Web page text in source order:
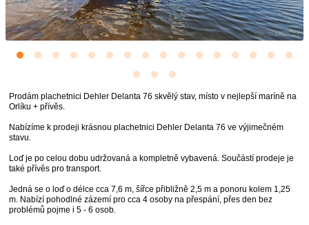
Prodám plachetnici Dehler Delanta 76 skvělý stav, místo v nejlepší maríně na
Orlíku + přívěs.
Nabízíme k prodeji krásnou plachetnici Dehler Delanta 76 ve výjimečném
stavu.
Loď je po celou dobu udržovaná a kompletně vybavená. Součástí prodeje je
také přívěs pro transport.
Jedná se o loď o délce cca 7,6 m, šířce přibližně 2,5 m a ponoru kolem 1,25
m. Nabízí pohodlné zázemí pro cca 4 osoby na přespání, přes den bez
problémů pojme i 5 - 6 osob.